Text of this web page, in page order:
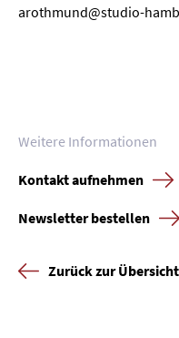
arothmund@studio-
Weitere Informationen
Kontakt aufnehmen
Newsletter bestellen
Zurück zur Übersicht